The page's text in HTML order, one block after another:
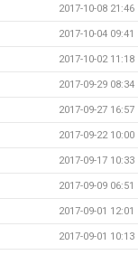
2017-10-08 21:46
2017-10-04 09:41
2017-10-02 11:18
2017-09-29 08:34
2017-09-27 16:57
2017-09-22 10:00
2017-09-17 10:33
2017-09-09 06:51
2017-09-01 12:01
2017-09-01 10:13